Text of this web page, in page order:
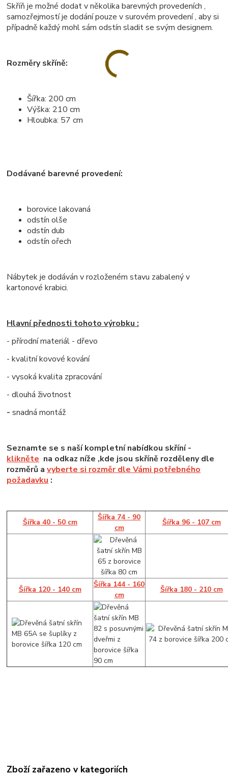
Skříň je možné dodat v několika barevných provedeních ,
samozřejmostí je dodání pouze v surovém provedení , aby si
případně každý mohl sám odstín sladit se svým designem.
Rozměry skříně:
Šířka: 200 cm
Výška: 210 cm
Hloubka: 57 cm
Dodávané barevné provedení:
borovice lakovaná
odstín olše
odstín dub
odstín ořech
Nábytek je dodáván v rozloženém stavu zabalený v
kartonové krabici.
Hlavní přednosti tohoto výrobku :
- přírodní materiál - dřevo
- kvalitní kovové kování
- vysoká kvalita zpracování
- dlouhá životnost
-snadná montáž
Seznamte se s naší kompletní nabídkou skříní -
klikněte na odkaz níže ,kde jsou skříně rozděleny dle
rozměrů avyberte si rozměr dle Vámi potřebného
požadavku :
Šířka 40 - 50 cm
Šířka 74 - 90
cm
Šířka 96 - 107 cm
Šířka 120 - 140 cm
Šířka 144 - 160
cm
Šířka 180 - 210 cm
Zboží zařazeno v kategoriích